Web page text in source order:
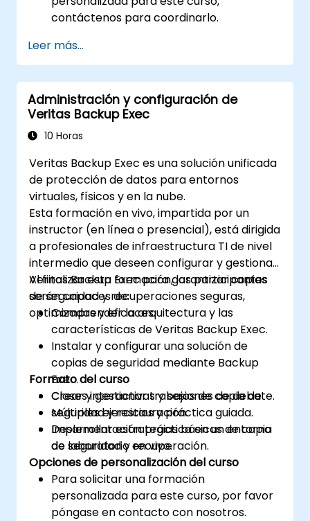
contáctenos para coordinarlo.
Leer más...
Administración y configuración de
Veritas Backup Exec
10 Horas
Veritas Backup Exec es una solución unificada
de protección de datos para entornos
virtuales, físicos y en la nube.
Esta formación en vivo, impartida por un
instructor (en línea o presencial), está dirigida
a profesionales de infraestructura TI de nivel
intermedio que deseen configurar y gestionar
Veritas Backup Exec para garantizar copias
de seguridad y recuperaciones seguras,
optimizadas y eficaces.
Al finalizar esta formación, los participantes
serán capaces de:
Comprender la arquitectura y las
características de Veritas Backup Exec.
Instalar y configurar una solución de
copias de seguridad mediante Backup
Exec.
Crear y gestionar trabajos de copia de
seguridad y restauración.
Desarrollar estrategias básicas de copia
de seguridad y recuperación.
Formato del curso
Clases interactivas y sesiones de debate.
Múltiples ejercicios y práctica guiada.
Implementación práctica en un entorno
de laboratorio en vivo.
Opciones de personalización del curso
Para solicitar una formación
personalizada para este curso, por favor
póngase en contacto con nosotros.